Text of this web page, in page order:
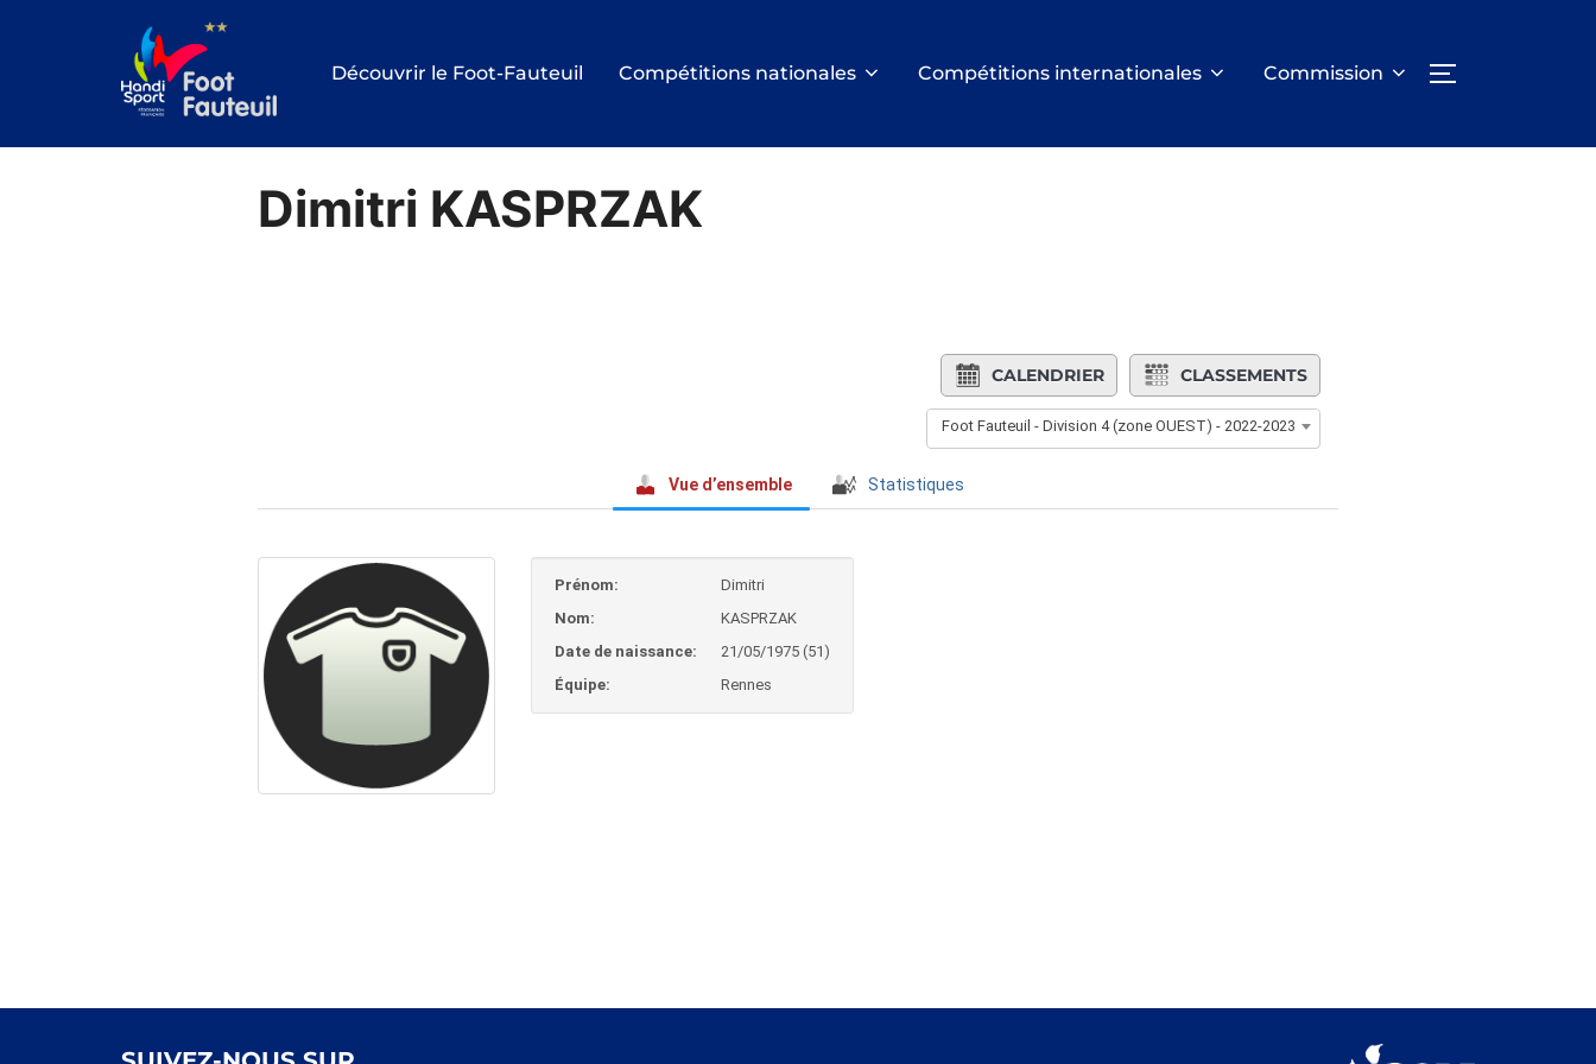
Découvrir le Foot-Fauteuil Compétitions nationales Compétitions internationales Commission PERMUTER
Dimitri KASPRZAK
CALENDRIER CLASSEMENTS
Foot Fauteuil - Division 4 (zone OUEST) - 2022-2023
Vue d’ensemble Statistiques
Prénom:
Dimitri
Nom:
KASPRZAK
Date de naissance:
21/05/1975 (51)
Équipe:
Rennes